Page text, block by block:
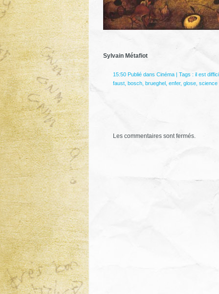
Sylvain Métafiot
15:50 Publié dans Cinéma| Tags : il est
faust, bosch, brueghel enfer, glose, science
Les commentaires sont fermés.